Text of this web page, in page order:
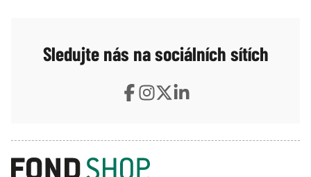
portfolia investuje toto ETF do sektoru informačních
technologií, ovšem aktuálně nadvažuje finance nebo
ledna 2024 dokázalo držet krok s benchmarkem a
Sledujte nás na sociálních sítích